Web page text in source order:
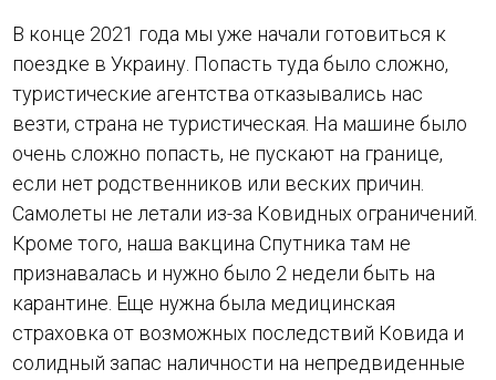
В конце 2021 года мы уже начали готовиться к
поездке в Украину. Попасть туда было сложно,
туристические агентства отказывались нас
везти, страна не туристическая. На машине было
очень сложно попасть, не пускают на границе,
если нет родственников или веских причин.
Самолеты не летали из-за Ковидных ограничений.
Кроме того, наша вакцина Спутника там не
признавалась и нужно было 2 недели быть на
карантине. Еще нужна была медицинская
страховка от возможных последствий Ковида и
солидный запас наличности на непредвиденные